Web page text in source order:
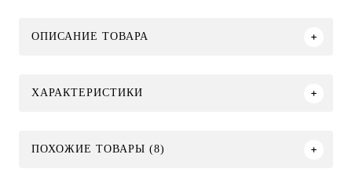
ОПИСАНИЕ ТОВАРА
ХАРАКТЕРИСТИКИ
ПОХОЖИЕ ТОВАРЫ (8)